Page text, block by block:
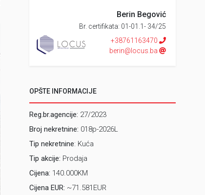
Berin Begović
Br. certifikata: 01-01.1- 34/25
+38761163470
berin@locus.ba
OPŠTE INFORMACIJE
Reg.br.agencije: 27/2023
Broj nekretnine: 018p-2026L
Tip nekretnine: Kuća
Tip akcije: Prodaja
Cijena: 140.000KM
Cijena EUR: ~71.581EUR